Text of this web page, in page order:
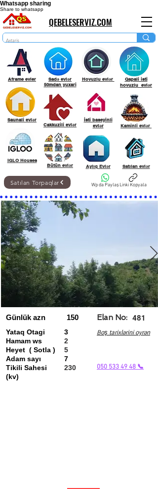
Whatsapp sharing
Share to whatsapp
QEBELESERVIZ.COM
Aframe evler
Saunali evlər
IGLO Houses
Sadə evlər
50mdan yuxari
Cakkuzili evlər
Bütün evlər
Hovuzlu evlər
İsti baseyinli
evlər
Aylıq Evlər
Qapali isti
hovuzlu evlər
Kaminli evlər
Satılan evlər
Wp da PaylaşLinki Kopyala
Satılan Torpaqlar
Günlük azn
Yataq Otagi
Hamam ws
Heyet ( Sotla )
Adam sayı
Tikili Sahesi
(kv)
150
3
Elan No: 481
Boş tarixlərini oyrən
2
5
7
230
050 533 49 48 📞